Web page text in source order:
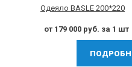
Одеяло BASLE 200*220
от 179 000 руб. за 1 шт